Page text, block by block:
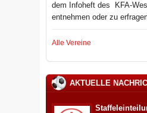
dem Infoheft des
KFA-
entnehmen oder zu
Alle Vereine
AKTUELLE